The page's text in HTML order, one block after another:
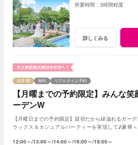
3時間程度
詳しくみる
【月曜までの予約限定】みんな
ーデンW
残席 無料 リアルタイム予約
【月曜日までの予約限定】貸切だから緑溢れるガー
ラックス＆カジュアルパーティーを実現して♪豪華
12:00～ 13:00～ 14:00～ 16:00～ 18:00～